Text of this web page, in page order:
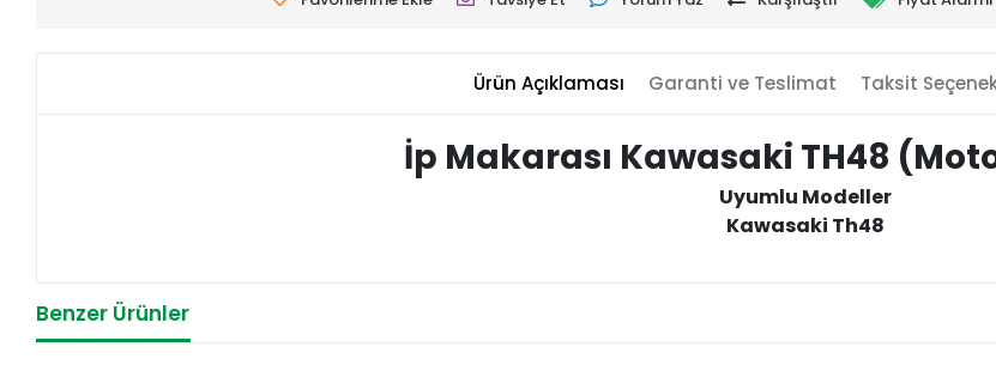
Ürün Açıklaması Garanti ve Teslimat Taksit
İp Makarası Kawasaki TH48
Uyumlu Modeller
Kawasaki Th48
Benzer Ürünler